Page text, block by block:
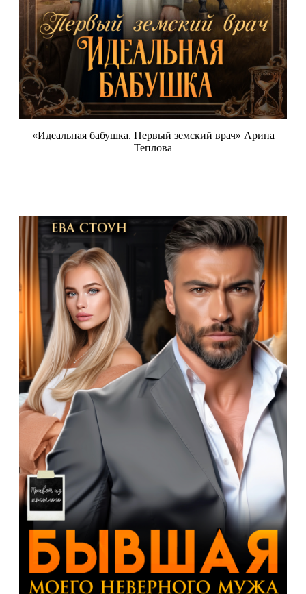
«Идеальная бабушка. Первый земский врач» Арина
Теплова